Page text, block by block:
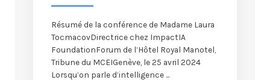
Résumé de la conférence de Madame Laura
TocmacovDirectrice chez ImpactIA
FoundationForum de l’Hôtel Royal Manotel,
Tribune du MCEIGenève, le 25 avril 2024
Lorsqu’on parle d’intelligence ...